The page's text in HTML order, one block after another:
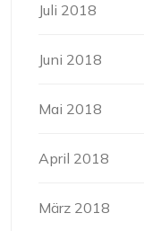
Juli 2018
Juni 2018
Mai 2018
April 2018
März 2018